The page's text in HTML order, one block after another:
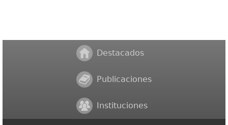
Destacados
Publicaciones
Instituciones